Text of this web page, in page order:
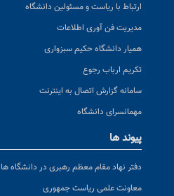
ارتباط با ریاست و مسئولین دانشگاه
مدیریت فن آوری اطلاعات
همیار دانشگاه حکیم سبزواری
تکریم ارباب رجوع
سامانه گزارش اتصال به اینترنت
مهمانسرای دانشگاه
پیوند ها
دفتر نهاد مقام معظم رهبری در دانشگاه ها
معاونت علمی ریاست جمهوری